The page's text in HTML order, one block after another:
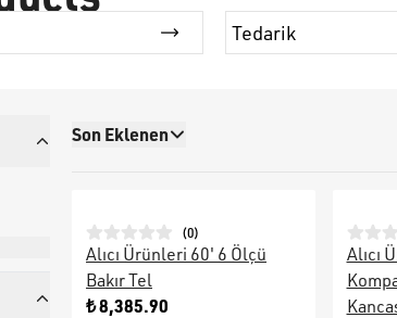
Tedarik
Son Eklenen
(0)
Alıcı Ürünleri 60' 6 Ölçü
Bakır Tel
₺ 8,385.90
Alıcı